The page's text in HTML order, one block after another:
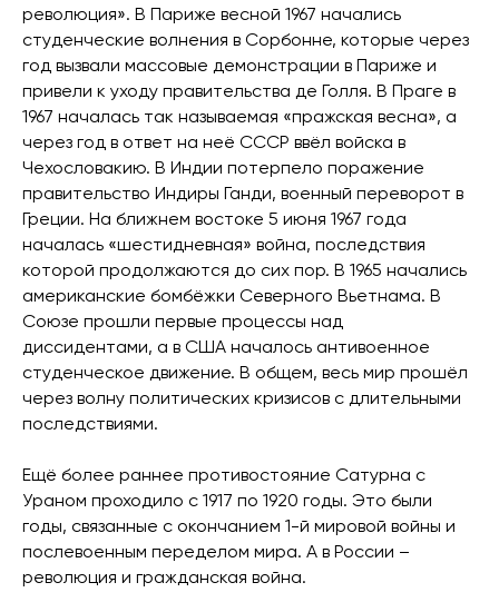
революция». В Париже весной 1967 начались
студенческие волнения в Сорбонне, которые через
год вызвали массовые демонстрации в Париже и
привели к уходу правительства де Голля. В Праге в
1967 началась так называемая «пражская весна», а
через год в ответ на неё СССР ввёл войска в
Чехословакию. В Индии потерпело поражение
правительство Индиры Ганди, военный переворот в
Греции. На ближнем востоке 5 июня 1967 года
началась «шестидневная» война, последствия
которой продолжаются до сих пор. В 1965 начались
американские бомбёжки Северного Вьетнама. В
Союзе прошли первые процессы над
диссидентами, а в США началось антивоенное
студенческое движение. В общем, весь мир прошёл
через волну политических кризисов с длительными
последствиями.
Ещё более раннее противостояние Сатурна с
Ураном проходило с 1917 по 1920 годы. Это были
годы, связанные с окончанием 1-й мировой войны и
послевоенным переделом мира. А в России –
революция и гражданская война.